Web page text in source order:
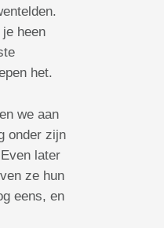
heen
het.
we aan
onder zijn
later
ze hun
eens, en